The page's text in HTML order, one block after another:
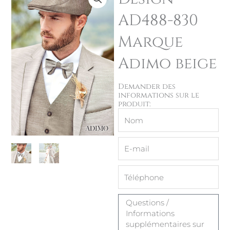
AD488-830
Marque
Adimo beige
Demander des
informations sur le
produit:
mail
Message